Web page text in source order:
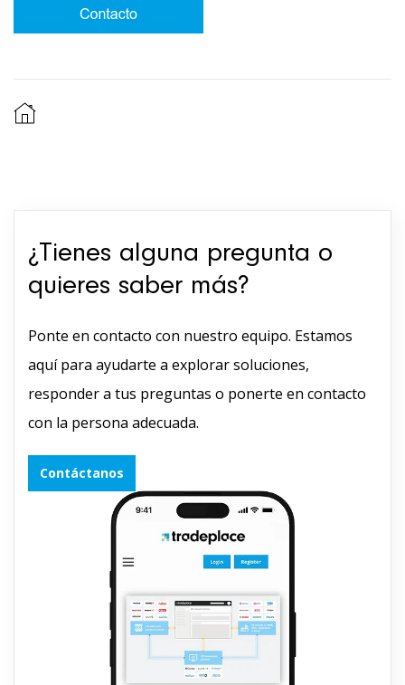
¿Tienes alguna pregunta o
quieres saber más?
Ponte en contacto con nuestro equipo. Estamos
aquí para ayudarte a explorar soluciones,
responder a tus preguntas o ponerte en contacto
con la persona adecuada.
Contáctanos